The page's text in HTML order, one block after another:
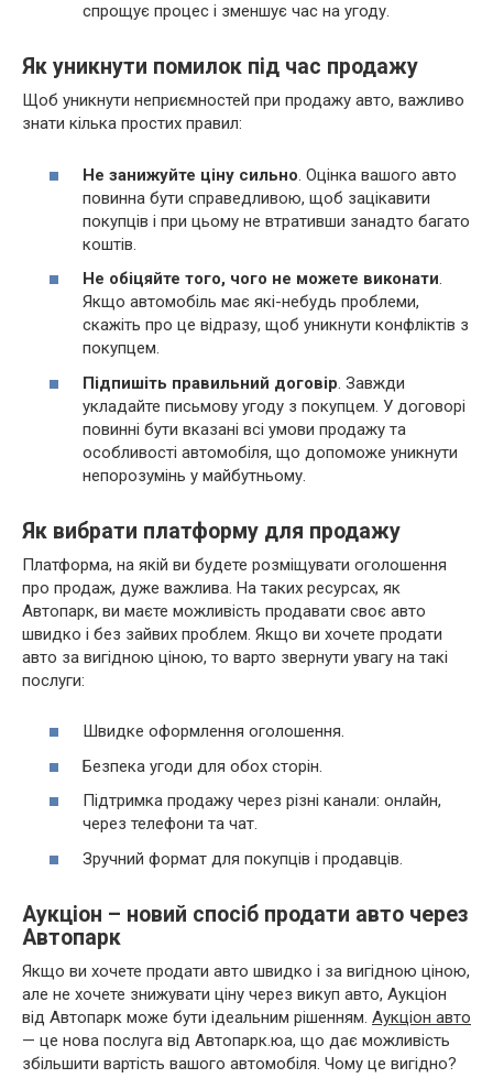
спрощує процес і зменшує час на угоду.
Як уникнути помилок під час продажу
Щоб уникнути неприємностей при продажу авто, важливо
знати кілька простих правил:
Не занижуйте ціну сильно. Оцінка вашого авто
повинна бути справедливою, щоб зацікавити
покупців і при цьому не втративши занадто багато
коштів.
Не обіцяйте того, чого не можете виконати.
Якщо автомобіль має які-небудь проблеми,
скажіть про це відразу, щоб уникнути конфліктів з
покупцем.
Підпишіть правильний договір. Завжди
укладайте письмову угоду з покупцем. У договорі
повинні бути вказані всі умови продажу та
особливості автомобіля, що допоможе уникнути
непорозумінь у майбутньому.
Як вибрати платформу для продажу
Платформа, на якій ви будете розміщувати оголошення
про продаж, дуже важлива. На таких ресурсах, як
Автопарк, ви маєте можливість продавати своє авто
швидко і без зайвих проблем. Якщо ви хочете продати
авто за вигідною ціною, то варто звернути увагу на такі
послуги:
Швидке оформлення оголошення.
Безпека угоди для обох сторін.
Підтримка продажу через різні канали: онлайн,
через телефони та чат.
Зручний формат для покупців і продавців.
Аукціон – новий спосіб продати авто через
Автопарк
Якщо ви хочете продати авто швидко і за вигідною ціною,
але не хочете знижувати ціну через викуп авто, Аукціон
від Автопарк може бути ідеальним рішенням. Аукціон авто
— це нова послуга від Автопарк.юа, що дає можливість
збільшити вартість вашого автомобіля. Чому це вигідно?